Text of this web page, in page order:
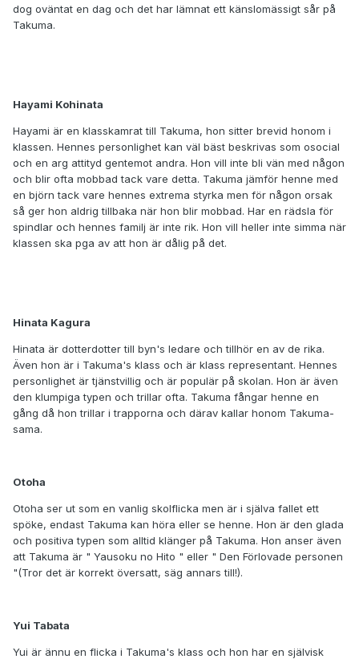
dog oväntat en dag och det har lämnat ett känslomässigt sår på
Takuma.
Hayami Kohinata
Hayami är en klasskamrat till Takuma, hon sitter brevid honom i
klassen. Hennes personlighet kan väl bäst beskrivas som osocial
och en arg attityd gentemot andra. Hon vill inte bli vän med någon
och blir ofta mobbad tack vare detta. Takuma jämför henne med
en björn tack vare hennes extrema styrka men för någon orsak
så ger hon aldrig tillbaka när hon blir mobbad. Har en rädsla för
spindlar och hennes familj är inte rik. Hon vill heller inte simma när
klassen ska pga av att hon är dålig på det.
Hinata Kagura
Hinata är dotterdotter till byn's ledare och tillhör en av de rika.
Även hon är i Takuma's klass och är klass representant. Hennes
personlighet är tjänstvillig och är populär på skolan. Hon är även
den klumpiga typen och trillar ofta. Takuma fångar henne en
gång då hon trillar i trapporna och därav kallar honom Takuma-
sama.
Otoha
Otoha ser ut som en vanlig skolflicka men är i själva fallet ett
spöke, endast Takuma kan höra eller se henne. Hon är den glada
och positiva typen som alltid klänger på Takuma. Hon anser även
att Takuma är " Yausoku no Hito " eller " Den Förlovade personen
"(Tror det är korrekt översatt, säg annars till!).
Yui Tabata
Yui är ännu en flicka i Takuma's klass och hon har en självisk